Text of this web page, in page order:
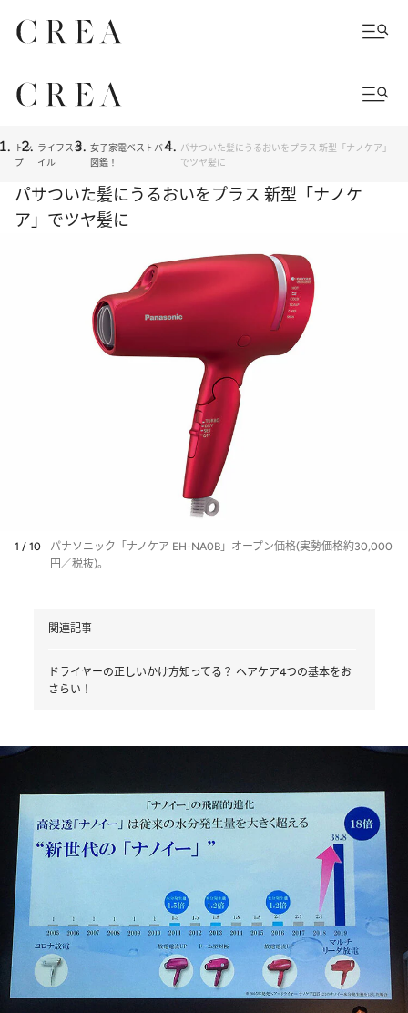
トッ
プ
ライフスタ
イル
女子家電ベストバイ
図鑑！
パサついた髪にうるおいをプラス 新型「ナノケア」
でツヤ髪に
パサついた髪にうるおいをプラス 新型「ナノケ
ア」でツヤ髪に
1 / 10
パナソニック「ナノケア EH-NA0B」オープン価格(実勢価格約30,000
円／税抜)。
関連記事
ドライヤーの正しいかけ方知ってる？ ヘアケア4つの基本をお
さらい！